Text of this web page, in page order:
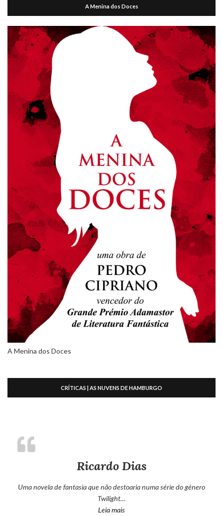
A Menina dos Doces
A Menina dos Doces
CRÍTICAS | AS NUVENS DE HAMBURGO
Ricardo Dias
Uma novela de fantasia que não destoaria numa série do género
Twilight…
Leia mais“Ricardo Dias”